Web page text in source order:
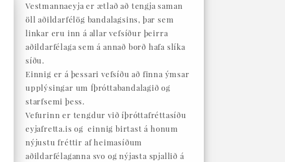
Vestmannaeyja er ætlað að tengja saman
öll aðildarfélög bandalagsins, þar sem
linkar eru inn á allar vefsíður þeirra
aðildarfélaga sem á annað borð hafa slíka
síðu.
Einnig er á þessari vefsíðu að finna ýmsar
upplýsingar um Íþróttabandalagið og
starfsemi þess.
Vefurinn er tengdur við íþróttafréttasíðu
eyjafretta.is og einnig birtast á honum
nýjustu fréttir af heimasíðum
aðildarfélaganna svo og nýjasta spjallið á